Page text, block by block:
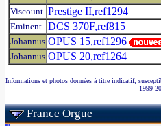
Viscount Prestige II,ref1294
Eminent DCS 370F,ref815
Johannus OPUS 15,ref1296
Johannus OPUS 20,ref1264
Informations et photos données à titre indicatif,
1999-
France Orgue